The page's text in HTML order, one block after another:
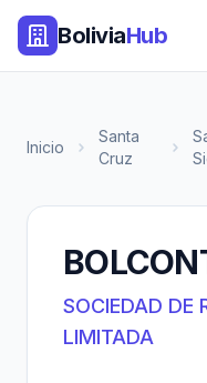
BoliviaHub
Inicio
Santa
Cruz
SOCIEDAD DE
LIMITADA